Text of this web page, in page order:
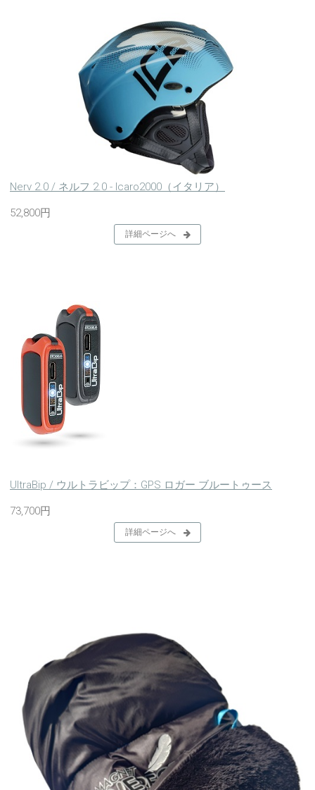
Nerv 2.0 / ネルフ 2.0 - Icaro2000（イタリア）
52,800円
詳細ページへ
UltraBip / ウルトラビップ：GPS ロガー ブルートゥース
73,700円
詳細ページへ